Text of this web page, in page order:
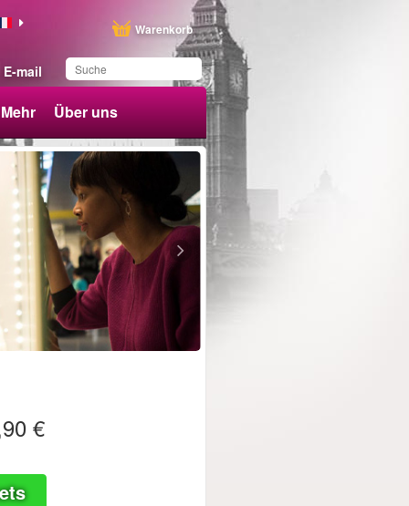
E-mail
Warenkorb
Mehr Über uns
Sie haben dieses
Produkt in Ihrer Liste
gespeichert
€